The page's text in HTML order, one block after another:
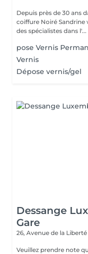
Depuis près de 30 ans
coiffure Noiré
des spécialistes dans l'...
pose Vernis
Vernis
Dépose vernis/gel
Dessange
Gare
26, Avenue de la Liberté
Veuillez prendre note